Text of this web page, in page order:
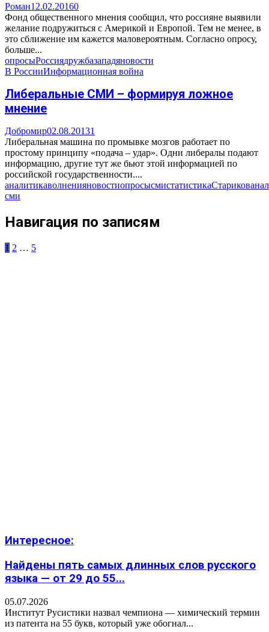
Роман12.02.20160
Фонд общественного мнения сообщил, что россияне выявили
желание подружиться с Америкой и Европой. Тем не менее, в
это сближение им кажется маловероятным. Согласно опросу,
больше...
опросыРоссиядружбазападяновости
В РоссииИнформационная война
Либеральные СМИ – формируя ложное
мнение
Добромир02.08.20131
Либеральная машина по промывке мозгов работает по
простому принципу «подача – удар». Одни либералы подают
информацию, другие тут же бьют этой информацией по
российской государственности....
аналитикаволненияновостиопросысмистатистикаСтариков
сми
Навигация по записям
1 2 … 5
Интересное:
Найдены пять самых длинных слов русского
языка — от 29 до 55...
05.07.2026
Институт Русистики назвал чемпиона — химический термин
из патента на 55 букв, который уже обогнал...